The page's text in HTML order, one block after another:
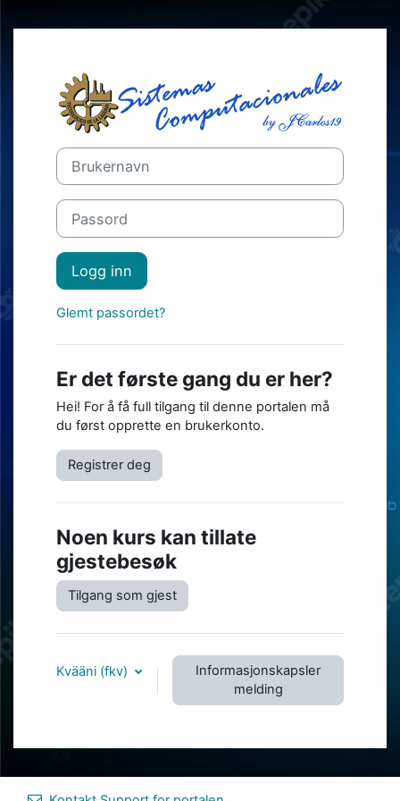
Logg inn på
Hopp over å lage ny brukerkonto
Brukernavn
Passord
Logg inn
Glemt passordet?
Er det første gang du er her?
Hei! For å få full tilgang til denne portalen må
du først opprette en brukerkonto.
Registrer deg
Noen kurs kan tillate
gjestebesøk
Tilgang som gjest
Kvääni ‎(fkv)‎
Informasjonskapsler
melding